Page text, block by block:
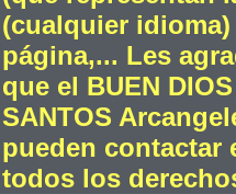
(cualquier
página,... Les
que el BUEN
SANTOS
pueden contactar
todos los